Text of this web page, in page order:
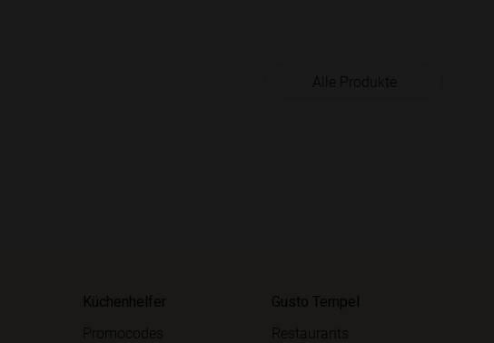
Alle Produkte
Küchenhelfer
Promocodes
Gusto Tempel
Restaurants